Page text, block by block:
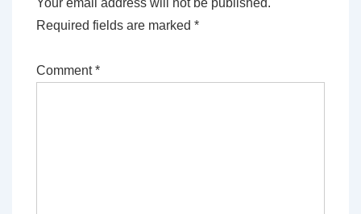
Required fields are marked *
Comment*